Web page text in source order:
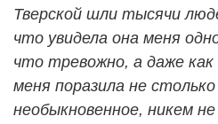
Тверской шли тысячи
что увидела она меня
что тревожно, а даже
меня поразила не
необыкновенное, никем